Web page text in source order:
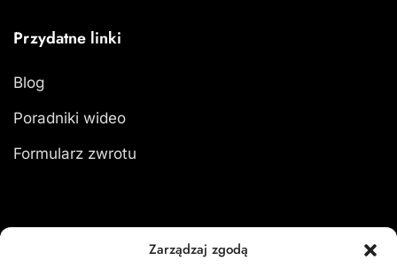
Zarządzaj zgodą
Przydatne linki
Blog
Poradniki wideo
Formularz zwrotu